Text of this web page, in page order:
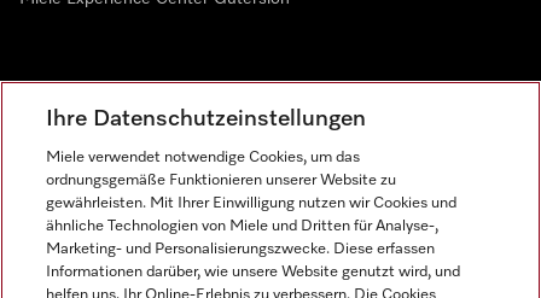
Ihre Datenschutzeinstellungen
Miele verwendet notwendige Cookies, um das
ordnungsgemäße Funktionieren unserer Website zu
gewährleisten. Mit Ihrer Einwilligung nutzen wir Cookies und
ähnliche Technologien von Miele und Dritten für Analyse-,
Marketing- und Personalisierungszwecke. Diese erfassen
Informationen darüber, wie unsere Website genutzt wird, und